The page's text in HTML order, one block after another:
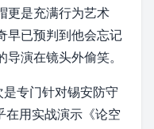
更是充满行为艺术
早已预判到他会忘记
演在镜头外偷笑。
专门针对锡安防守
用实战演示《论空